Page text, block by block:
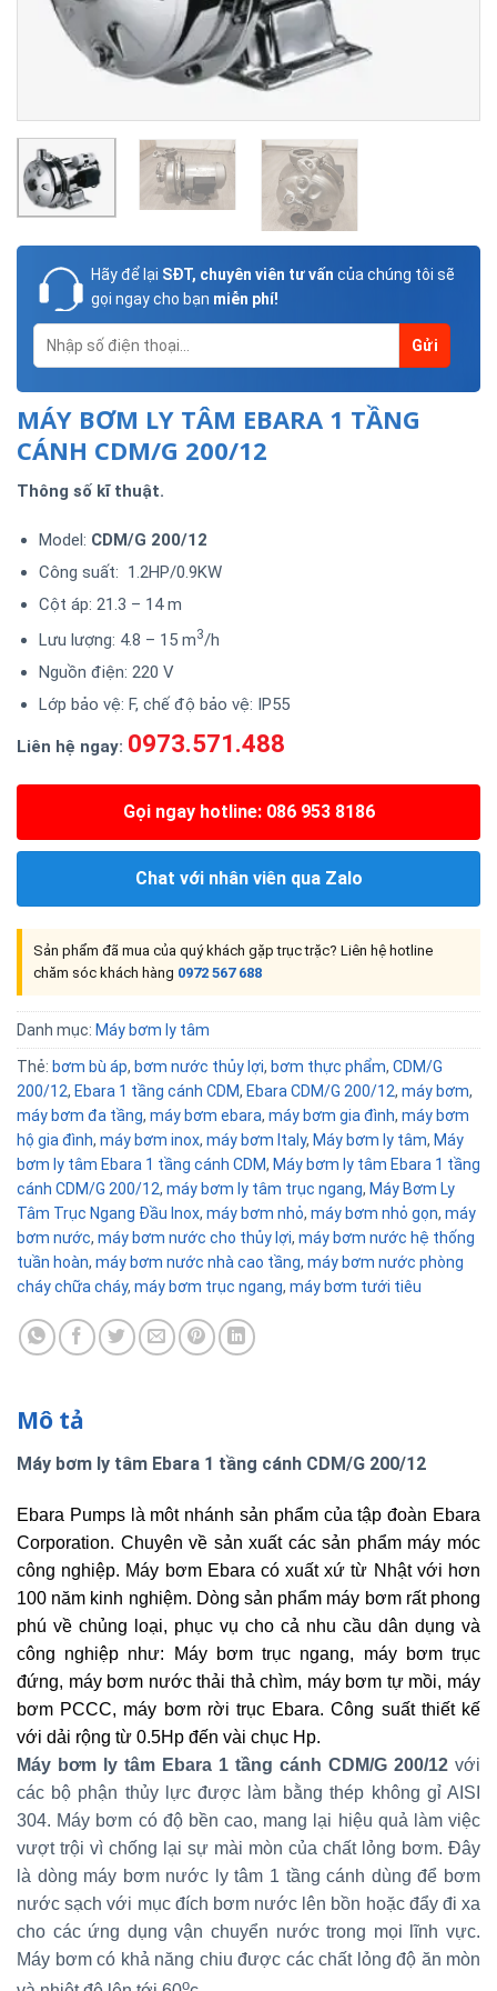
Hãy để lại SĐT, chuyên viên tư vấn của chúng tôi sẽ
gọi ngay cho bạn miễn phí!
MÁY BƠM LY TÂM EBARA 1 TẦNG
CÁNH CDM/G 200/12
Thông số kĩ thuật.
Model: CDM/G 200/12
Công suất: 1.2HP/0.9KW
Cột áp: 21.3 – 14 m
Lưu lượng: 4.8 – 15 m3/h
Nguồn điện: 220 V
Lớp bảo vệ: F, chế độ bảo vệ: IP55
Liên hệ ngay: 0973.571.488
Gọi ngay hotline: 086 953 8186
Chat với nhân viên qua Zalo
Sản phẩm đã mua của quý khách gặp trục trặc? Liên hệ hotline
chăm sóc khách hàng 0972 567 688
Danh mục: Máy bơm ly tâm
Thẻ: bơm bù áp, bơm nước thủy lợi, bơm thực phẩm, CDM/G
200/12, Ebara 1 tầng cánh CDM, Ebara CDM/G 200/12, máy bơm,
máy bơm đa tầng, máy bơm ebara, máy bơm gia đình, máy bơm
hộ gia đình, máy bơm inox, máy bơm Italy, Máy bơm ly tâm, Máy
bơm ly tâm Ebara 1 tầng cánh CDM, Máy bơm ly tâm Ebara 1 tầng
cánh CDM/G 200/12, máy bơm ly tâm trục ngang, Máy Bơm Ly
Tâm Trục Ngang Đầu Inox, máy bơm nhỏ, máy bơm nhỏ gọn, máy
bơm nước, máy bơm nước cho thủy lợi, máy bơm nước hệ thống
tuần hoàn, máy bơm nước nhà cao tầng, máy bơm nước phòng
cháy chữa cháy, máy bơm trục ngang, máy bơm tưới tiêu
Mô tả
Máy bơm ly tâm Ebara 1 tầng cánh CDM/G 200/12
Ebara Pumps là môt nhánh sản phẩm của tập đoàn Ebara
Corporation. Chuyên về sản xuất các sản phẩm máy móc
công nghiệp. Máy bơm Ebara có xuất xứ từ Nhật với hơn
100 năm kinh nghiệm. Dòng sản phẩm máy bơm rất phong
phú về chủng loại, phục vụ cho cả nhu cầu dân dụng và
công nghiệp như: Máy bơm trục ngang, máy bơm trục
đứng, máy bơm nước thải thả chìm, máy bơm tự mồi, máy
bơm PCCC, máy bơm rời trục Ebara. Công suất thiết kế
với dải rộng từ 0.5Hp đến vài chục Hp.
Máy bơm ly tâm Ebara 1 tầng cánh CDM/G 200/12 với
các bộ phận thủy lực được làm bằng thép không gỉ AISI
304. Máy bơm có độ bền cao, mang lại hiệu quả làm việc
vượt trội vì chống lại sự mài mòn của chất lỏng bơm. Đây
là dòng máy bơm nước ly tâm 1 tầng cánh dùng để bơm
nước sạch với mục đích bơm nước lên bồn hoặc đẩy đi xa
cho các ứng dụng vận chuyển nước trong mọi lĩnh vực.
Máy bơm có khả năng chiu được các chất lỏng độ ăn mòn
o